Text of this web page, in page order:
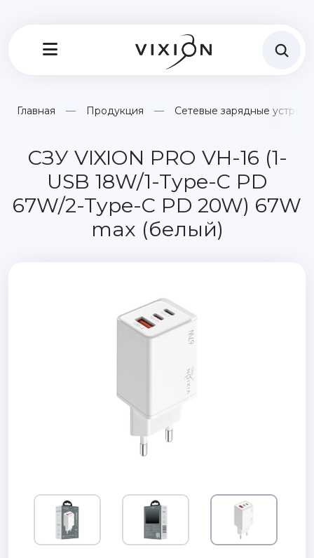
Главная Продукция Сетевые зарядные
СЗУ VIXION PRO VH-16 (1-
USB 18W/1-Type-C PD
67W/2-Type-C PD 20W) 67W
max (белый)